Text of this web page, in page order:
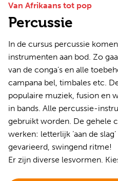
Van Afrikaans tot pop
Percussie
In de cursus percussie
instrumenten aan bod. Zo
van de conga’s en alle
campana bel, timbales etc.
populaire muziek, fusion en
in bands. Alle percussie-
gebruikt worden. De gehele
werken: letterlijk ‘aan de
gevarieerd, swingend ritme!
Er zijn diverse lesvormen.